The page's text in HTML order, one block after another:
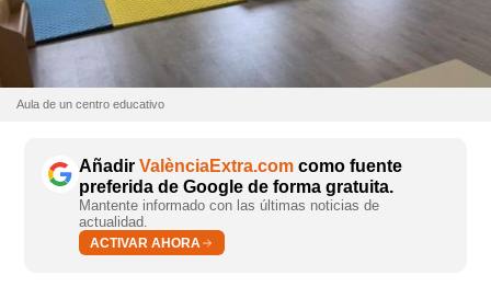
Aula de un centro educativo
Añadir ValènciaExtra.com como fuente
preferida de Google de forma gratuita.
Mantente informado con las últimas noticias de
actualidad.
ACTIVAR AHORA